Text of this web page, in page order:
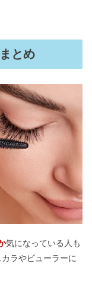
とめ
気になっている人も
ラやビューラーに